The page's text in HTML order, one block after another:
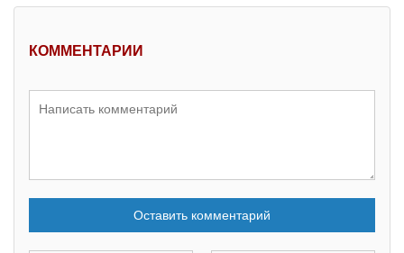
КОММЕНТАРИИ
Оставить комментарий